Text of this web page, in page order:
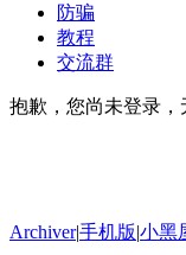
防骗
教程
交流群
抱歉，您尚未登录
Archiver|手机版|小黑